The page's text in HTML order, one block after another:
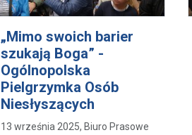
„Mimo swoich barier
szukają Boga” -
Ogólnopolska
Pielgrzymka Osób
Niesłyszących
13 września 2025, Biuro Prasowe